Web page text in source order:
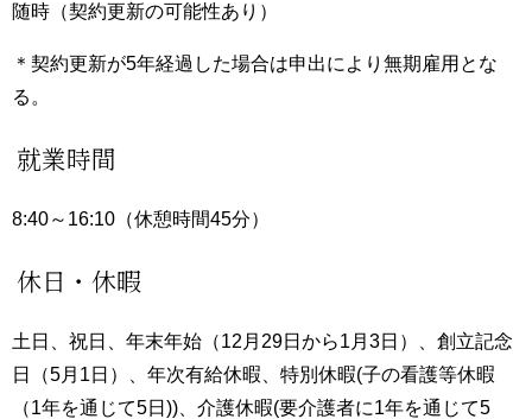
随時（契約更新の可能性あり）
＊契約更新が5年経過した場合は申出により無期雇用とな
る。
就業時間
8:40～16:10（休憩時間45分）
休日・休暇
土日、祝日、年末年始（12月29日から1月3日）、創立記念
日（5月1日）、年次有給休暇、特別休暇(子の看護等休暇
（1年を通じて5日))、介護休暇(要介護者に1年を通じて5